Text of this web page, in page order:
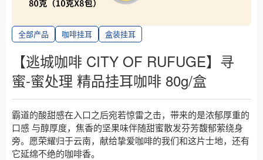
全部产品 咖啡挂耳 盒装挂耳
【逃城咖啡 CITY OF RUFUGE】寻
蜜-蜜处理 精品挂耳咖啡 80g/盒
霸道的酸甜感在入口之后宛若惊雷之击，带来的是浓郁厚重的
口感 与醇厚度，焦香的坚果味伴随甜蜜散发芬芳馥郁萦绕身
旁。愿荣耀归于云南，献给挚爱咖啡的我们和这片士地，还有
它延绵不绝的咖啡香。